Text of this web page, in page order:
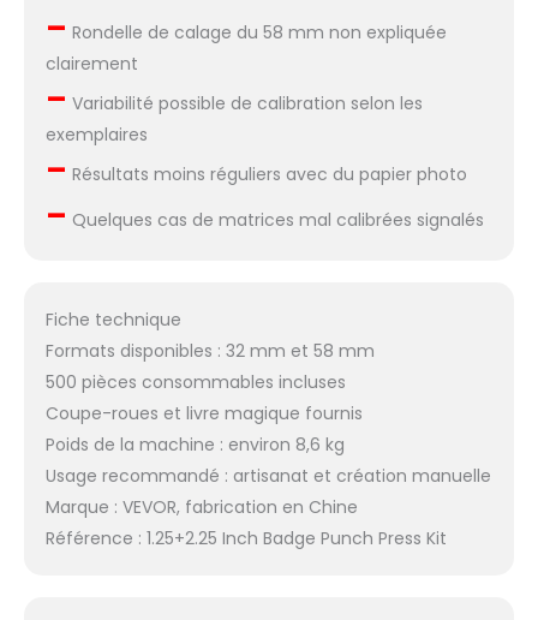
– Rondelle de calage du 58 mm non expliquée
clairement
– Variabilité possible de calibration selon les
exemplaires
– Résultats moins réguliers avec du papier photo
– Quelques cas de matrices mal calibrées signalés
Fiche technique
Formats disponibles : 32 mm et 58 mm
500 pièces consommables incluses
Coupe-roues et livre magique fournis
Poids de la machine : environ 8,6 kg
Usage recommandé : artisanat et création manuelle
Marque : VEVOR, fabrication en Chine
Référence : 1.25+2.25 Inch Badge Punch Press Kit